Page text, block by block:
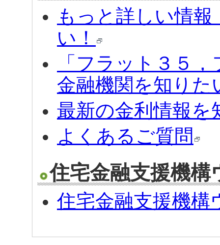
もっと詳しい情
い！
「フラット３５
金融機関を知りた
最新の金利情報を
よくあるご質問
住宅金融支援機
住宅金融支援機構